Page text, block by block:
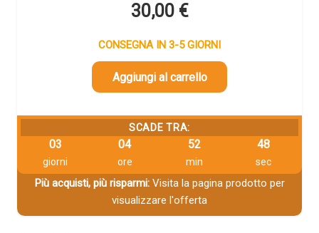
30,00 €
CONSEGNA IN 3-5 GIORNI
Aggiungi al carrello
SCADE TRA:
03
giorni
04
ore
52
min
47
sec
Più acquisti, più risparmi:Visita la pagina prodotto per
visualizzare l'offerta